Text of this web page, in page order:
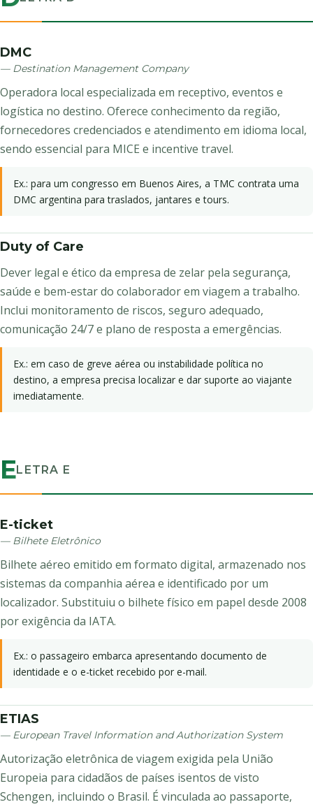
DMC
— Destination Management Company
Operadora local especializada em receptivo, eventos e
logística no destino. Oferece conhecimento da região,
fornecedores credenciados e atendimento em idioma local,
sendo essencial para MICE e incentive travel.
Ex.: para um congresso em Buenos Aires, a TMC contrata uma
DMC argentina para traslados, jantares e tours.
Duty of Care
Dever legal e ético da empresa de zelar pela segurança,
saúde e bem-estar do colaborador em viagem a trabalho.
Inclui monitoramento de riscos, seguro adequado,
comunicação 24/7 e plano de resposta a emergências.
Ex.: em caso de greve aérea ou instabilidade política no
destino, a empresa precisa localizar e dar suporte ao viajante
imediatamente.
ELETRA E
E-ticket
— Bilhete Eletrônico
Bilhete aéreo emitido em formato digital, armazenado nos
sistemas da companhia aérea e identificado por um
localizador. Substituiu o bilhete físico em papel desde 2008
por exigência da IATA.
Ex.: o passageiro embarca apresentando documento de
identidade e o e-ticket recebido por e-mail.
ETIAS
— European Travel Information and Authorization System
Autorização eletrônica de viagem exigida pela União
Europeia para cidadãos de países isentos de visto
Schengen, incluindo o Brasil. É vinculada ao passaporte,